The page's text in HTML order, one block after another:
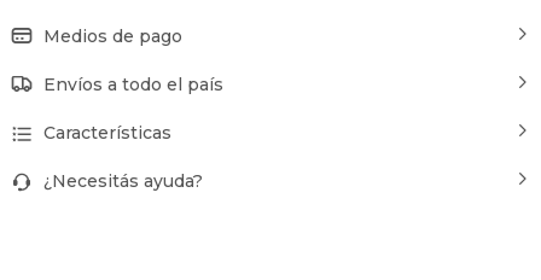
Medios de pago
Envíos a todo el país
Características
¿Necesitás ayuda?